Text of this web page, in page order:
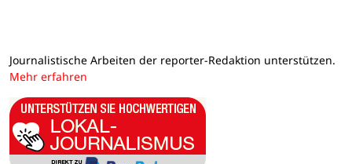
Journalistische Arbeiten der reporter-Redaktion unterstützen.
Mehr erfahren